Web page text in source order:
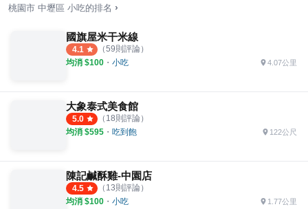
桃園市 中壢區 小吃的排名 ›
國旗屋米干米線
4.1 （59則評論）
均消 $100 ・ 小吃 4.07公里
大象泰式美食館
5.0 （ 18則評論）
均消 $595 ・ 吃到飽 122公尺
陳記鹹酥雞-中園店
4.5 （ 13則評論）
均消 $100 ・ 小吃 1.77公里